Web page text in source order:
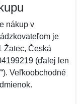
nákup v
je
Žatec, Česká
(ďalej len
Veľkoobchodné